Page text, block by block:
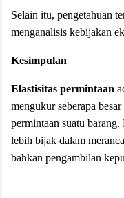
Selain itu, pengetahuan
menganalisis kebijakan
Kesimpulan
Elastisitas permintaan
mengukur seberapa
permintaan suatu
lebih bijak dalam
bahkan pengambilan